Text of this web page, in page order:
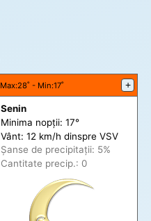
Max:28˚ - Min:17˚ +
Senin
Minima nopții: 17°
Vânt: 12 km/h dinspre VSV
Șanse de precipitații: 5%
Cantitate precip.: 0